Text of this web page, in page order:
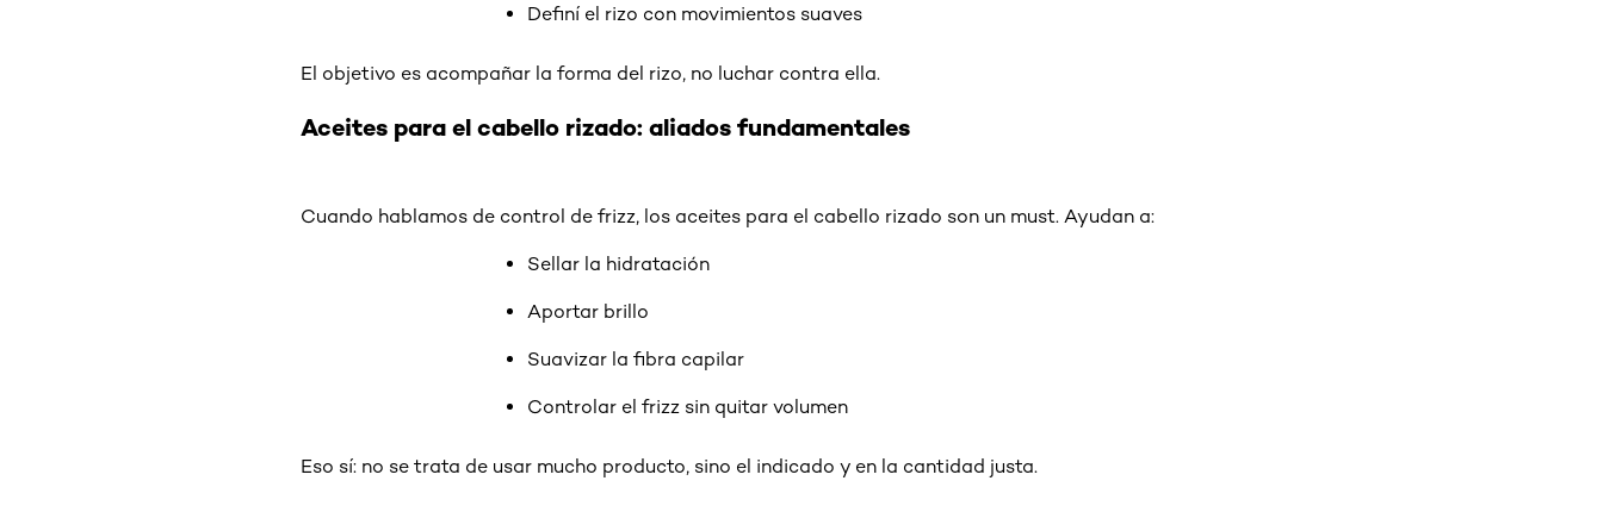
Definí el rizo con movimientos suaves
El objetivo es acompañar la forma del rizo, no luchar contra ella.
Aceites para el cabello rizado: aliados fundamentales
Cuando hablamos de control de frizz, los aceites para el cabello rizado son un must. Ayudan a:
Sellar la hidratación
Aportar brillo
Suavizar la fibra capilar
Controlar el frizz sin quitar volumen
Eso sí: no se trata de usar mucho producto, sino el indicado y en la cantidad justa.